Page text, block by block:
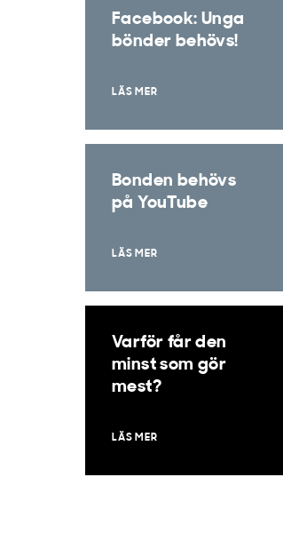
Facebook: Unga
bönder behövs!
LÄS MER
Bonden behövs
på YouTube
LÄS MER
Varför får den
minst som gör
mest?
LÄS MER